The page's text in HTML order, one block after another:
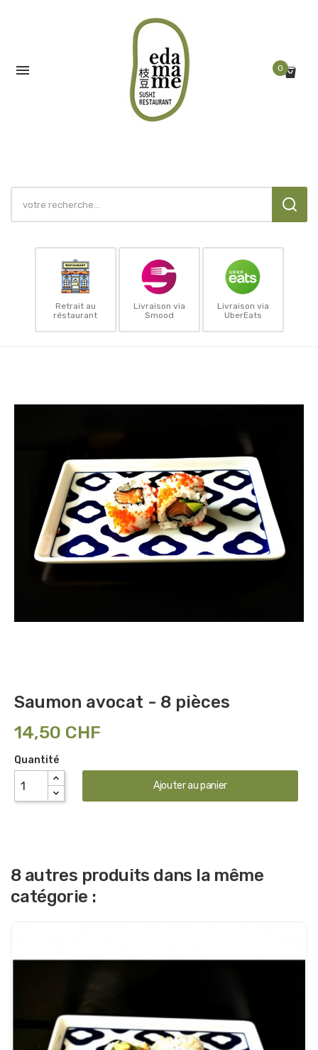
 0
Retrait au
réstaurant
Livraison via
Smood
Livraison via
UberEats
Saumon avocat - 8 pièces
14,50 CHF
Quantité
Ajouter au panier
8 autres produits dans la même
catégorie :